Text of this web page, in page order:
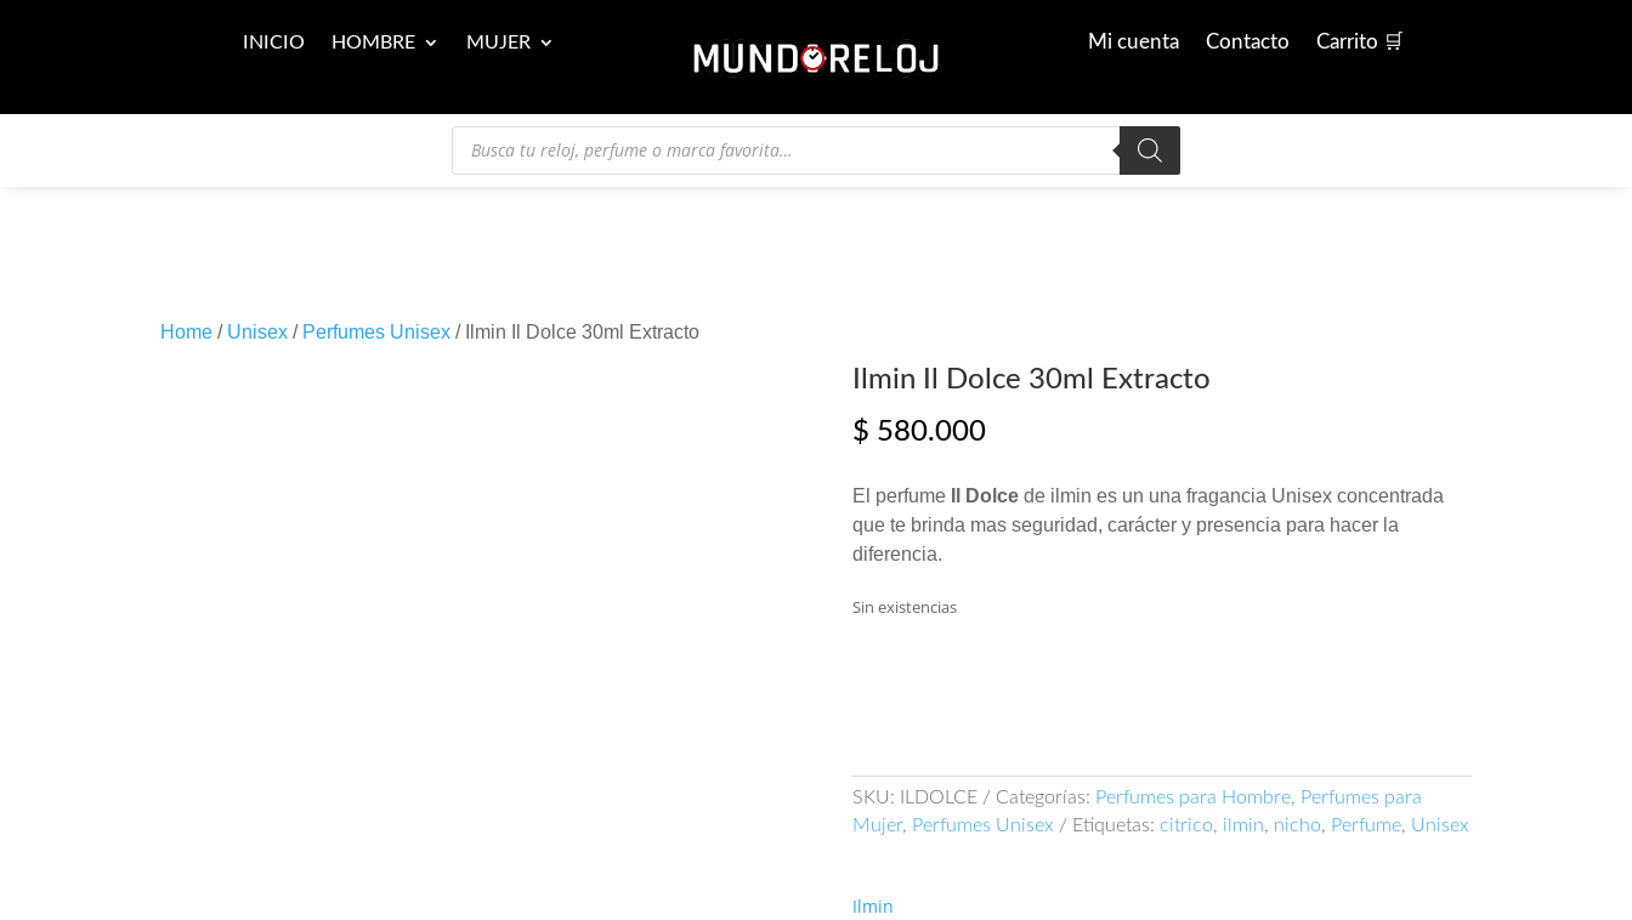
INICIO HOMBRE MUJER Mi cuenta Contacto Carrito 🛒
Búsqueda
productos
Home / Unisex / Perfumes Unisex / Ilmin Il Dolce 30ml Extracto
Ilmin Il Dolce 30ml Extracto
$ 580.000
El perfume Il Dolcede ilmin es un una fragancia Unisex concentrada
que te brinda mas seguridad, carácter y presencia para hacer la
diferencia.
Sin existencias
SKU: ILDOLCE Categorías: Perfumes para Hombre, Perfumes para
Mujer, Perfumes Unisex Etiquetas: citrico, ilmin, nicho, Perfume, Unisex
Ilmin